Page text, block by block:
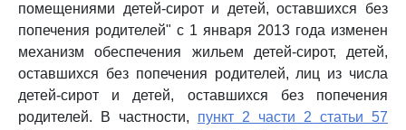
помещениями детей-сирот и детей, оставшихся без
попечения родителей" с 1 января 2013 года изменен
механизм обеспечения жильем детей-сирот, детей,
оставшихся без попечения родителей, лиц из числа
детей-сирот и детей, оставшихся без попечения
родителей. В частности, пункт 2 части 2 статьи 57